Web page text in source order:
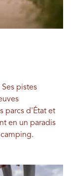
pistes
parcs d'État et
en un paradis